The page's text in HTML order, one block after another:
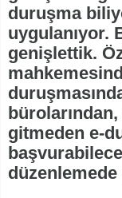
duruşma
uygulanıyor.
genişlettik.
gitmeden e-